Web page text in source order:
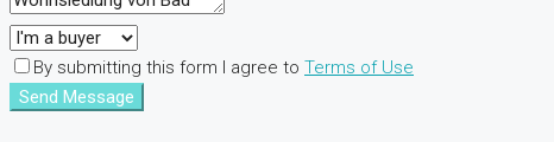
By submitting this form I agree to Terms of Use
Send Message